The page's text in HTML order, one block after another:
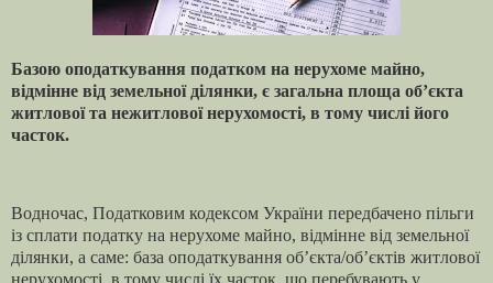
Базою оподаткування податком на нерухоме майно,
відмінне від земельної ділянки, є загальна площа об’єкта
житлової та нежитлової нерухомості, в тому числі його
часток.
Водночас, Податковим кодексом України передбачено пільги
із сплати податку на нерухоме майно, відмінне від земельної
ділянки, а саме: база оподаткування об’єкта/об’єктів житлової